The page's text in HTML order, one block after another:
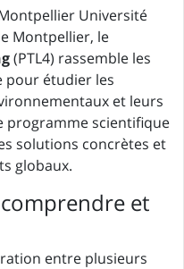
Université
Montpellier, le
(PTL4) rassemble les
pour étudier les
et leurs
programme scientifique
solutions concrètes et
globaux.
et
entre plusieurs